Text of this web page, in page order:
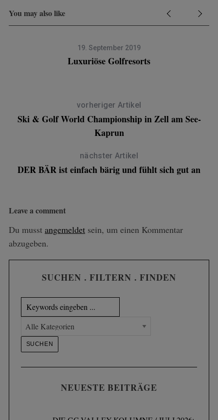
You may also like
19. September 2019
Luxuriöse Golfresorts
vorheriger Artikel
Ski & Golf World Championship in Zell am See-
Kaprun
nächster Artikel
DER BÄR ist einfach bärig und fühlt sich gut an
Leave a comment
Du musst angemeldetsein, um einen Kommentar
abzugeben.
SUCHEN . FILTERN . FINDEN
NEUESTE BEITRÄGE